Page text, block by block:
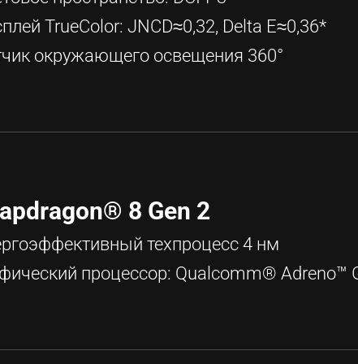
TrueColor: JNCD≈0,32, Delta E≈0,36*
окружающего освещения 360°
8 Gen 2
техпроцесс 4 нм
процессор: Qualcomm® Adreno™